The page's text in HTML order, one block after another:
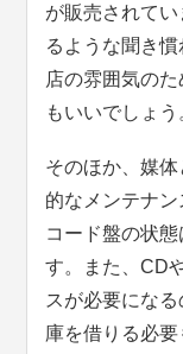
が販売されて
るような聞き
店の雰囲気の
もいいでしょう
そのほか、媒
的なメンテナ
コード盤の状
す。また、CD
スが必要にな
庫を借りる必